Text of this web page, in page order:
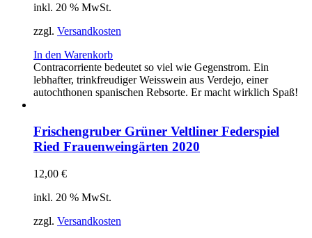
inkl. 20 % MwSt.
zzgl. Versandkosten
In den Warenkorb
Contracorriente bedeutet so viel wie Gegenstrom. Ein
lebhafter, trinkfreudiger Weisswein aus Verdejo, einer
autochthonen spanischen Rebsorte. Er macht wirklich Spaß!
Frischengruber Grüner Veltliner Federspiel
Ried Frauenweingärten 2020
12,00 €
inkl. 20 % MwSt.
zzgl. Versandkosten